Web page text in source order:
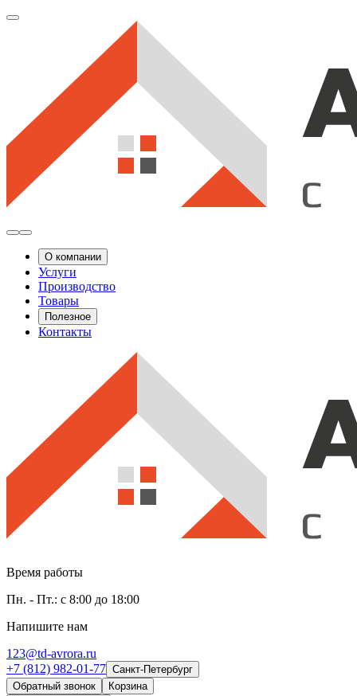
О компании
Услуги
Производство
Товары
Полезное
Контакты
Время работы
Пн. - Пт.: с 8:00 до 18:00
Напишите нам
123@td-avrora.ru
+7 (812) 982-01-77 Санкт-Петербург
Обратный звонок
Корзина